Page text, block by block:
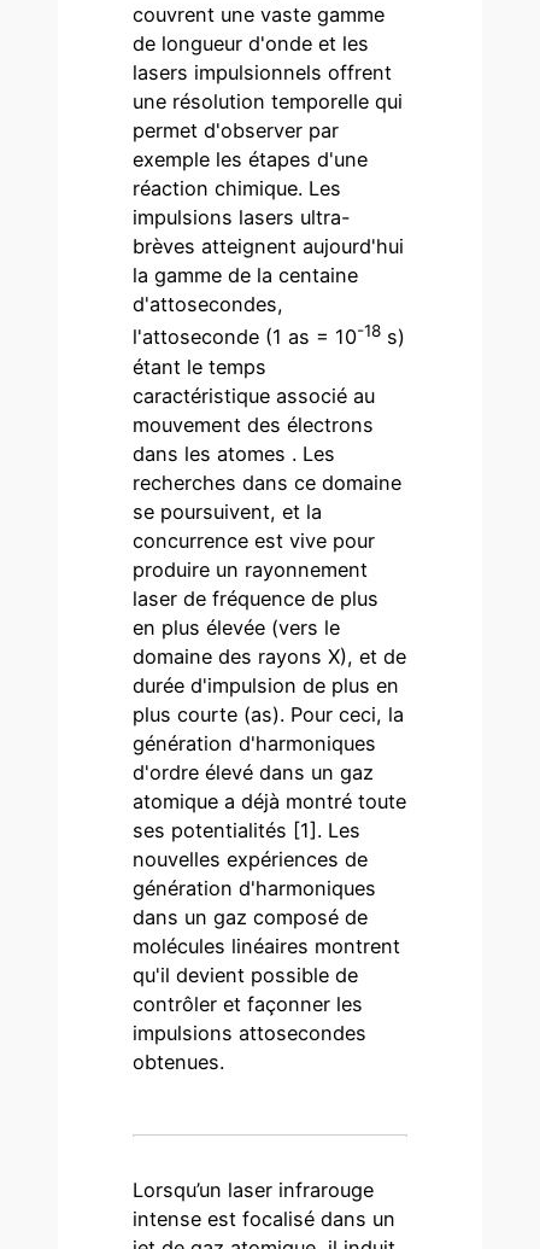
couvrent une vaste gamme
de longueur d'onde et les
lasers impulsionnels offrent
une résolution temporelle qui
permet d'observer par
exemple les étapes d'une
réaction chimique. Les
impulsions lasers ultra-
brèves atteignent aujourd'hui
la gamme de la centaine
d'attosecondes,
l'attoseconde (1 as = 10-18 s)
étant le temps
caractéristique associé au
mouvement des électrons
dans les atomes . Les
recherches dans ce domaine
se poursuivent, et la
concurrence est vive pour
produire un rayonnement
laser de fréquence de plus
en plus élevée (vers le
domaine des rayons X), et de
durée d'impulsion de plus en
plus courte (as). Pour ceci, la
génération d'harmoniques
d'ordre élevé dans un gaz
atomique a déjà montré toute
ses potentialités [1]. Les
nouvelles expériences de
génération d'harmoniques
dans un gaz composé de
molécules linéaires montrent
qu'il devient possible de
contrôler et façonner les
impulsions attosecondes
obtenues.
Lorsqu’un laser infrarouge
intense est focalisé dans un